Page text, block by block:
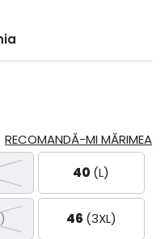
RECOMANDĂ-MI MĂRIMEA
40 (L)
46 (3XL)